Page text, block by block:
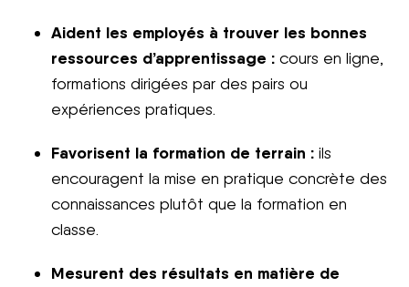
Aident les employés à trouver les bonnes
ressources d’apprentissage : cours en ligne,
formations dirigées par des pairs ou
expériences pratiques.
Favorisent la formation de terrain : ils
encouragent la mise en pratique concrète des
connaissances plutôt que la formation en
classe.
Mesurent des résultats en matière de